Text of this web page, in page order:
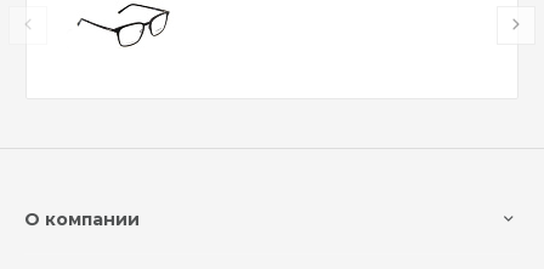
О компании